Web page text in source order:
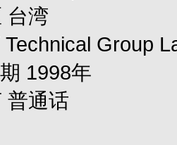
湾
Technical Group
1998年
通话